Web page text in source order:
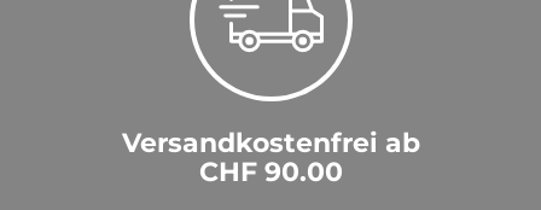
Versandkostenfrei ab
CHF 90.00